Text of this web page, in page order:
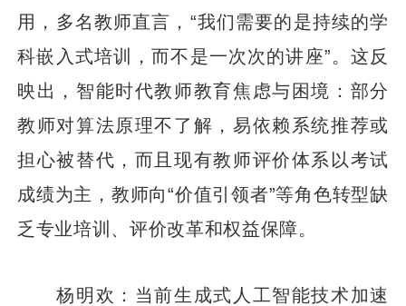
用，多名教师直言，“我们需要的是持续的学
科嵌入式培训，而不是一次次的讲座”。这反
映出，智能时代教师教育焦虑与困境：部分
教师对算法原理不了解，易依赖系统推荐或
担心被替代，而且现有教师评价体系以考试
成绩为主，教师向“价值引领者”等角色转型缺
乏专业培训、评价改革和权益保障。
杨明欢：当前生成式人工智能技术加速